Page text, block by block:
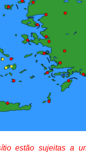
estão sujeitas a